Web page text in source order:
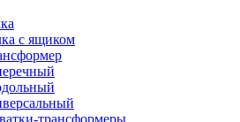
с ящиком
трансформеры